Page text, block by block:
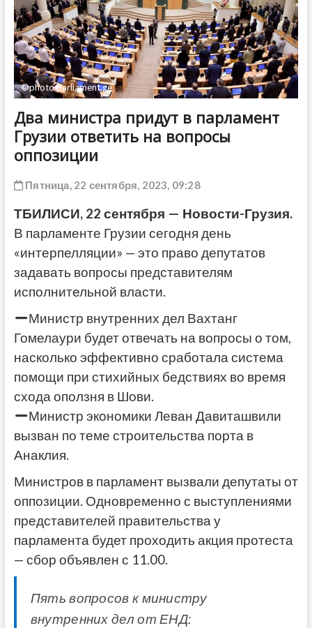
©photo parliament.ge
Два министра придут в парламент
Грузии ответить на вопросы
оппозиции
Пятница, 22 сентября, 2023, 09:28
ТБИЛИСИ, 22 сентября — Новости-Грузия.
В парламенте Грузии сегодня день
«интерпелляции» — это право депутатов
задавать вопросы представителям
исполнительной власти.
Министр внутренних дел Вахтанг
Гомелаури будет отвечать на вопросы о том,
насколько эффективно сработала система
помощи при стихийных бедствиях во время
схода оползня в Шови.
Министр экономики Леван Давиташвили
вызван по теме строительства порта в
Анаклия.
Министров в парламент вызвали депутаты от
оппозиции. Одновременно с выступлениями
представителей правительства у
парламента будет проходить акция протеста
— сбор объявлен с 11.00.
Пять вопросов к министру
внутренних дел от ЕНД: